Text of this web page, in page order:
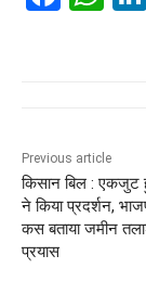
o
o
k
p
p
Previous article
किसान बिल : एकजुट
ने किया प्रदर्शन,
कस बताया जमीन
प्रयास